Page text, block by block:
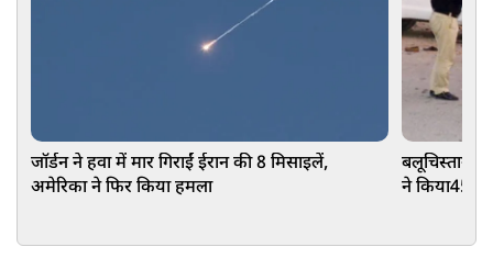
जॉर्डन ने हवा में मार गिराईं ईरान की 8 मिसाइलें,
अमेरिका ने फिर किया हमला
बलूचिस्तान
ने किया45